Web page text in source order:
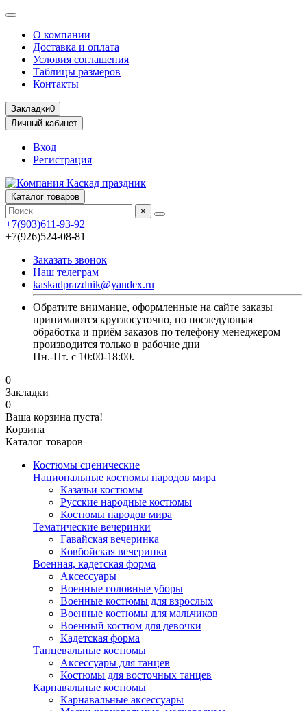
О компании
Доставка и оплата
Условия соглашения
Таблицы размеров
Контакты
Закладки0
Личный кабинет
Вход
Регистрация
Каталог товаров
×
+7(903)611-93-92
+7(926)524-08-81
Заказать звонок
Наш телеграм
kaskadprazdnik@yandex.ru
Обратите внимание, оформленные на сайте заказы
принимаются круглосуточно, но последующая
обработка и приём заказов по телефону менеджером
производится только в рабочие дни
Пн.-Пт. с 10:00-18:00.
0
Закладки
0
Ваша корзина пуста!
Корзина
Каталог товаров
Костюмы сценические
Национальные костюмы народов мира
Казачьи костюмы
Русские народные костюмы
Костюмы народов мира
Тематические вечеринки
Гавайская вечеринка
Ковбойская вечеринка
Военная, кадетская форма
Аксессуары
Военные головные уборы
Военные костюмы для взрослых
Военные костюмы для мальчиков
Военный костюм для девочки
Кадетская форма
Танцевальные костюмы
Аксессуары для танцев
Костюмы для восточных танцев
Карнавальные костюмы
Карнавальные аксессуары